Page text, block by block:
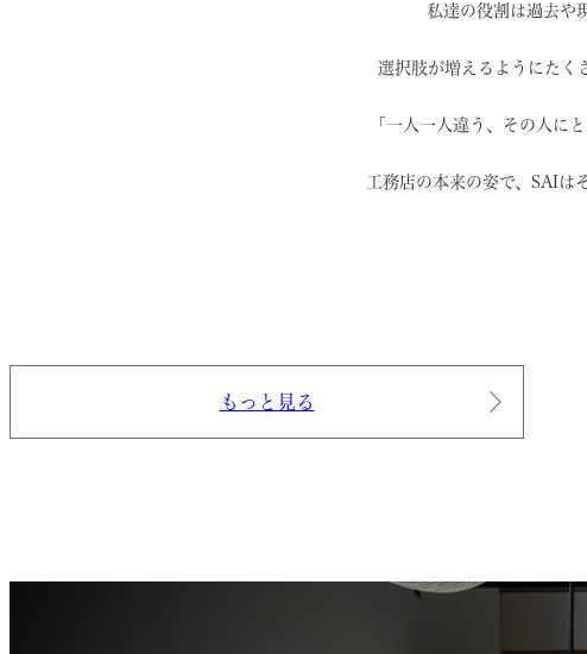
私達の役割は過去や
選択肢が増えるように たく
「一人一人違う、その人にと
工務店の本来の姿で、 SAIは
もっと見る